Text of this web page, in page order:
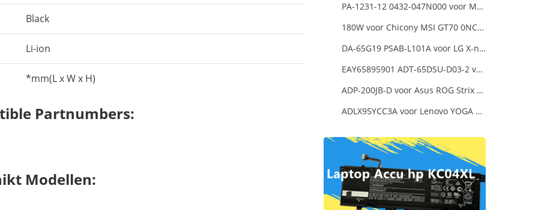
Black
Li-ion
*mm(L x W x H)
Partnumbers:
Modellen:
PA-1231-12 0432-047N000 voor MSI 1762 GT70 16F3 16F4
180W voor Chicony MSI GT70 0NC-011US
DA-65G19 PSAB-L101A voor LG X-note C500 R410
EAY65895901 ADT-65DSU-D03-2 voor LG gram 15Z90P-K.ARB6U1 16T90P, LG gram 15Z90Q 16Z90Q 17Z90Q16Z95PD Series
ADP-200JB-D voor Asus ROG Strix G17 G713IE G713IE-HX002W
ADLX95YCC3A voor Lenovo YOGA 6 Pro-13IKB YOGA 920